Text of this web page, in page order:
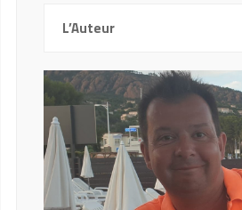
L’Auteur